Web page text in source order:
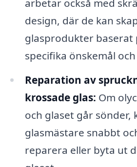
arbetar också med
design, där de kan
glasprodukter baserat
specifika önskemål
Reparation av
krossade glas: Om
och glaset går sönder,
glasmästare snabbt
reparera eller byta ut